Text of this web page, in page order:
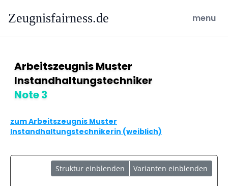
Zeugnisfairness.de open
menu
Arbeitszeugnis Muster
Instandhaltungstechniker
Note 3
zum Arbeitszeugnis Muster
Instandhaltungstechnikerin (weiblich)
Struktur einblenden Varianten einblenden